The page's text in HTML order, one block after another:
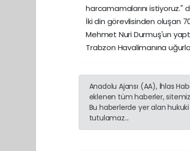
harcamamalarını istiyoruz."
İki din görevlisinden oluşan
Mehmet Nuri Durmuş'un
Trabzon Havalimanına
Anadolu Ajansı (AA), İhlas
eklenen tüm haberler,
Bu haberlerde yer alan
tutulamaz...